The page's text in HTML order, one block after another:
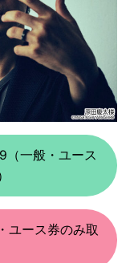
一般・ユース
ース券のみ取